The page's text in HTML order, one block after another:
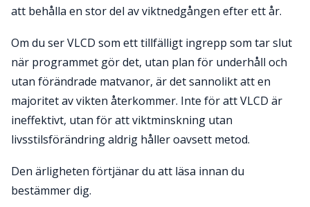
att behålla en stor del av viktnedgången efter ett år.
Om du ser VLCD som ett tillfälligt ingrepp som tar slut
när programmet gör det, utan plan för underhåll och
utan förändrade matvanor, är det sannolikt att en
majoritet av vikten återkommer. Inte för att VLCD är
ineffektivt, utan för att viktminskning utan
livsstilsförändring aldrig håller oavsett metod.
Den ärligheten förtjänar du att läsa innan du
bestämmer dig.